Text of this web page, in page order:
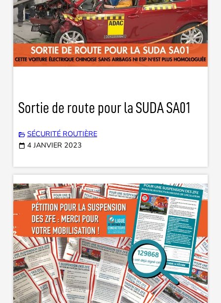
Sortie de route pour la SUDA SA01
SÉCURITÉ ROUTIÈRE
4 JANVIER 2023